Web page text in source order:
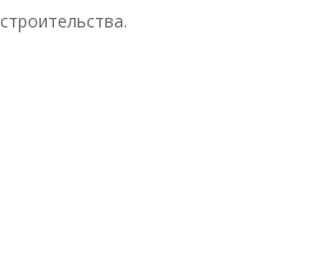
строительства.